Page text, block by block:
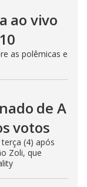
ao vivo
as polêmicas e
de A
votos
(4) após
Zoli, que